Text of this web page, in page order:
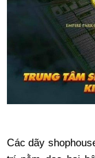
Các dãy